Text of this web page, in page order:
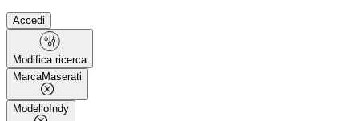
Accedi
Modifica ricerca
MarcaMaserati
Modello Indy